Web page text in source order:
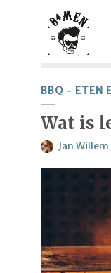
BBQ ETEN
Wat is
Jan